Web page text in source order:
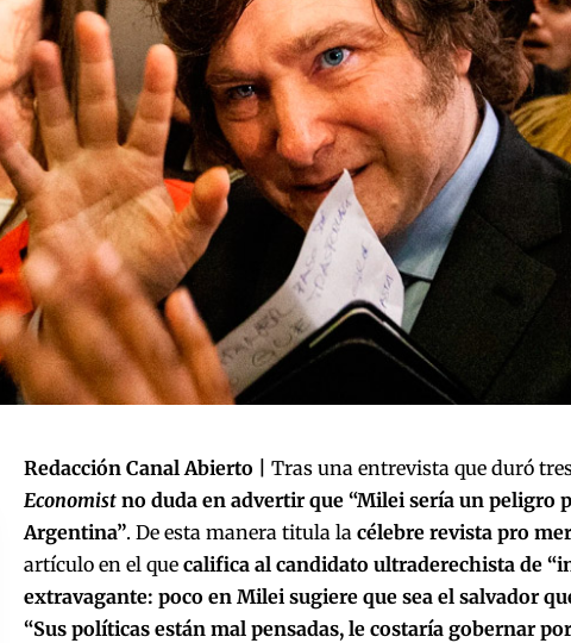
Redacción Canal Abierto | Tras una entrevista que duró
Economistno duda en advertir que “Milei sería un peligro
Argentina”. De esta manera titula la célebre revista pro
artículo en el que califica al candidato ultraderechista de
extravagante: poco en Milei sugiere que sea el salvador
“Sus políticas están mal pensadas, le costaría gobernar